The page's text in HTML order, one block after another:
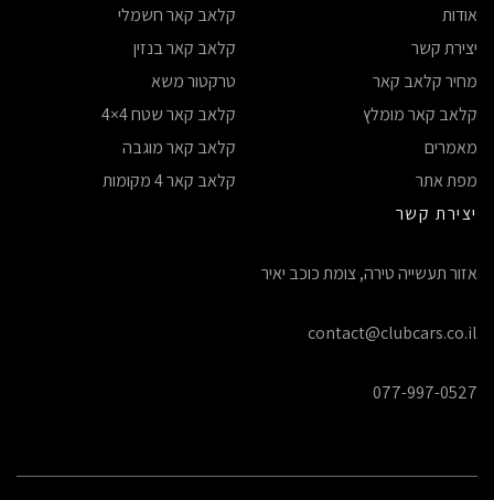
אודות
יצירת קשר
מחיר קלאב קאר
קלאב קאר מומלץ
מאמרים
מפת אתר
קלאב קאר חשמלי
קלאב קאר בנזין
טרקטור משא
קלאב קאר שטח 4×4
קלאב קאר מוגבה
קלאב קאר 4 מקומות
יצירת קשר
אזור תעשייה טירה, צומת כוכב יאיר
contact@clubcars.co.il
077-997-0527